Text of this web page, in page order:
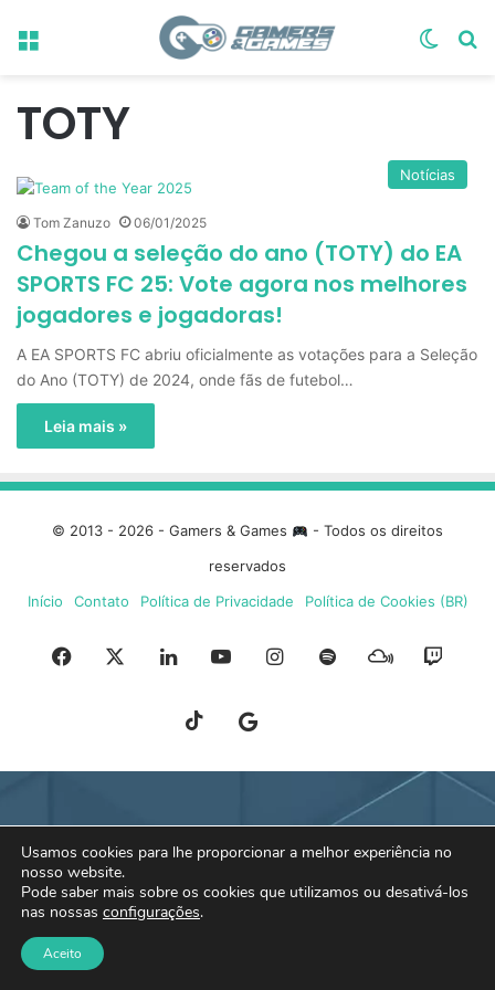
Menu
TOTY
Notícias
Tom Zanuzo 06/01/2025
Chegou a seleção do ano (TOTY) do EA
SPORTS FC 25: Vote agora nos melhores
jogadores e jogadoras!
A EA SPORTS FC abriu oficialmente as votações para a Seleção
do Ano (TOTY) de 2024, onde fãs de futebol…
Leia mais »
© 2013 - 2026 - Gamers & Games
- Todos os direitos
reservados
Início
Contato Política de Privacidade Política de Cookies (BR)
Facebook LinkedinYouTubeInstagram
SpotifyMixcloud
TikTokGoogle
NewsSky
Usamos cookies para lhe proporcionar a melhor experiência no
nosso website.
Pode saber mais sobre os cookies que utilizamos ou desativá-los
nas nossas configurações.
Aceito